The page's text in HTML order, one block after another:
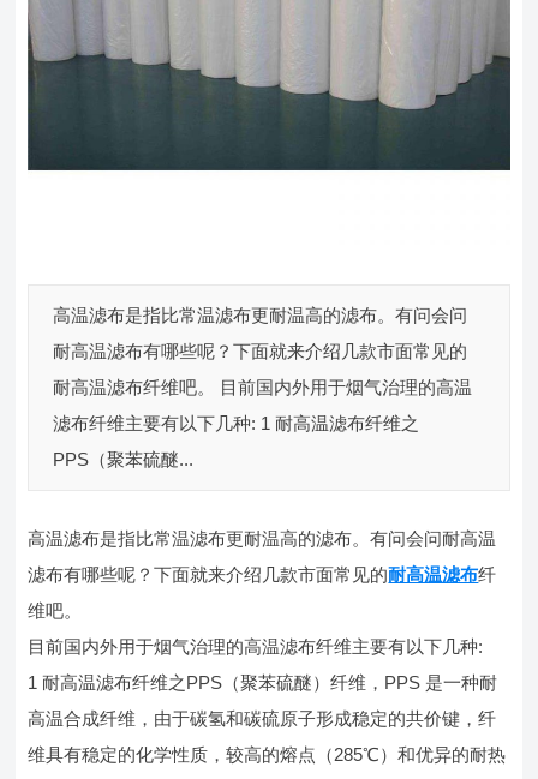
高温滤布是指比常温滤布更耐温高的滤布。有问会问
耐高温滤布有哪些呢？下面就来介绍几款市面常见的
耐高温滤布纤维吧。 目前国内外用于烟气治理的高温
滤布纤维主要有以下几种: 1 耐高温滤布纤维之
PPS（聚苯硫醚...
高温滤布是指比常温滤布更耐温高的滤布。有问会问耐高温
滤布有哪些呢？下面就来介绍几款市面常见的耐高温滤布纤
维吧。
目前国内外用于烟气治理的高温滤布纤维主要有以下几种:
1 耐高温滤布纤维之PPS（聚苯硫醚）纤维，PPS 是一种耐
高温合成纤维，由于碳氢和碳硫原子形成稳定的共价键，纤
维具有稳定的化学性质，较高的熔点（285℃）和优异的耐热